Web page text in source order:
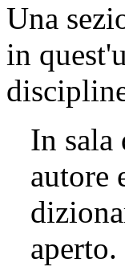
Una
in
In sala
autore
aperto.